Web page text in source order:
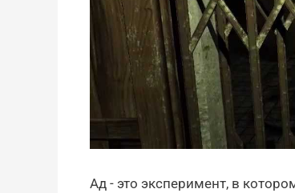
Ад - это эксперимент, в